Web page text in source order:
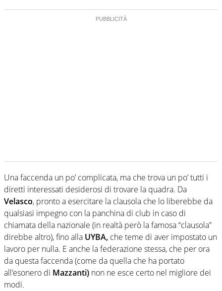
Una faccenda un po’ complicata, ma che trova un po’ tutti i
diretti interessati desiderosi di trovare la quadra. Da
Velasco, pronto a esercitare la clausola che lo liberebbe da
qualsiasi impegno con la panchina di club in caso di
chiamata della nazionale (in realtà però la famosa “clausola”
direbbe altro), fino alla UYBA, che teme di aver impostato un
lavoro per nulla. E anche la federazione stessa, che per ora
da questa faccenda (come da quella che ha portato
all’esonero di Mazzanti) non ne esce certo nel migliore dei
modi.